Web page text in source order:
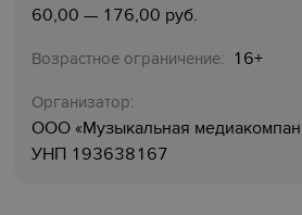
60,00 — 176,00 руб.
Возрастное ограничение: 16+
Организатор:
ООО «Музыкальная
УНП 193638167